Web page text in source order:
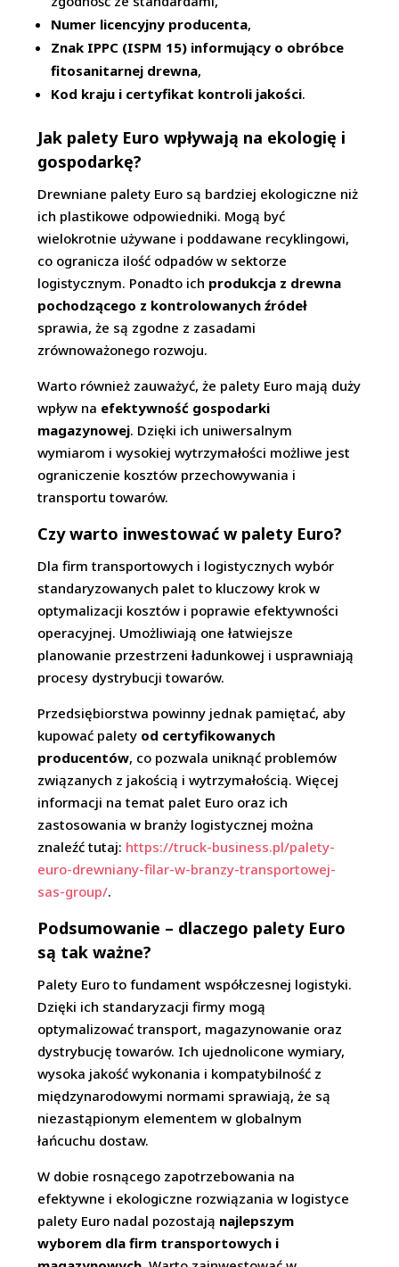
Numer licencyjny producenta,
Znak IPPC (ISPM 15) informujący o obróbce
fitosanitarnej drewna,
Kod kraju i certyfikat kontroli jakości.
Jak palety Euro wpływają na ekologię i
gospodarkę?
Drewniane palety Euro są bardziej ekologiczne niż
ich plastikowe odpowiedniki. Mogą być
wielokrotnie używane i poddawane recyklingowi,
co ogranicza ilość odpadów w sektorze
logistycznym. Ponadto ich produkcja z drewna
pochodzącego z kontrolowanych źródeł
sprawia, że są zgodne z zasadami
zrównoważonego rozwoju.
Warto również zauważyć, że palety Euro mają duży
wpływ na efektywność gospodarki
magazynowej. Dzięki ich uniwersalnym
wymiarom i wysokiej wytrzymałości możliwe jest
ograniczenie kosztów przechowywania i
transportu towarów.
Czy warto inwestować w palety Euro?
Dla firm transportowych i logistycznych wybór
standaryzowanych palet to kluczowy krok w
optymalizacji kosztów i poprawie efektywności
operacyjnej. Umożliwiają one łatwiejsze
planowanie przestrzeni ładunkowej i usprawniają
procesy dystrybucji towarów.
Przedsiębiorstwa powinny jednak pamiętać, aby
kupować palety od certyfikowanych
producentów, co pozwala uniknąć problemów
związanych z jakością i wytrzymałością. Więcej
informacji na temat palet Euro oraz ich
zastosowania w branży logistycznej można
znaleźć tutaj: https://truck-business.pl/palety-
euro-drewniany-filar-w-branzy-transportowej-
sas-group/.
Podsumowanie – dlaczego palety Euro
są tak ważne?
Palety Euro to fundament współczesnej logistyki.
Dzięki ich standaryzacji firmy mogą
optymalizować transport, magazynowanie oraz
dystrybucję towarów. Ich ujednolicone wymiary,
wysoka jakość wykonania i kompatybilność z
międzynarodowymi normami sprawiają, że są
niezastąpionym elementem w globalnym
łańcuchu dostaw.
W dobie rosnącego zapotrzebowania na
efektywne i ekologiczne rozwiązania w logistyce
palety Euro nadal pozostają najlepszym
wyborem dla firm transportowych i